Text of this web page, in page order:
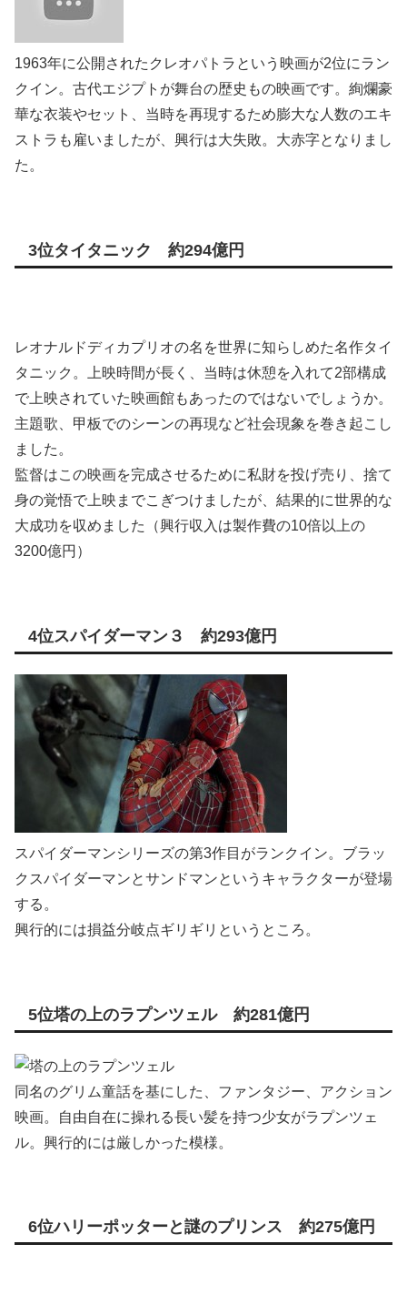
1963年に公開されたクレオパトラという映画が2位にラン
クイン。古代エジプトが舞台の歴史もの映画です。絢爛豪
華な衣装やセット、当時を再現するため膨大な人数のエキ
ストラも雇いましたが、興行は大失敗。大赤字となりまし
た。
3位タイタニック 約294億円
レオナルドディカプリオの名を世界に知らしめた名作タイ
タニック。上映時間が長く、当時は休憩を入れて2部構成
で上映されていた映画館もあったのではないでしょうか。
主題歌、甲板でのシーンの再現など社会現象を巻き起こし
ました。
監督はこの映画を完成させるために私財を投げ売り、捨て
身の覚悟で上映までこぎつけましたが、結果的に世界的な
大成功を収めました（興行収入は製作費の10倍以上の
3200億円）
4位スパイダーマン３ 約293億円
スパイダーマンシリーズの第3作目がランクイン。ブラッ
クスパイダーマンとサンドマンというキャラクターが登場
する。
興行的には損益分岐点ギリギリというところ。
5位塔の上のラプンツェル 約281億円
同名のグリム童話を基にした、ファンタジー、アクション
映画。自由自在に操れる長い髪を持つ少女がラプンツェ
ル。興行的には厳しかった模様。
6位ハリーポッターと謎のプリンス 約275億円